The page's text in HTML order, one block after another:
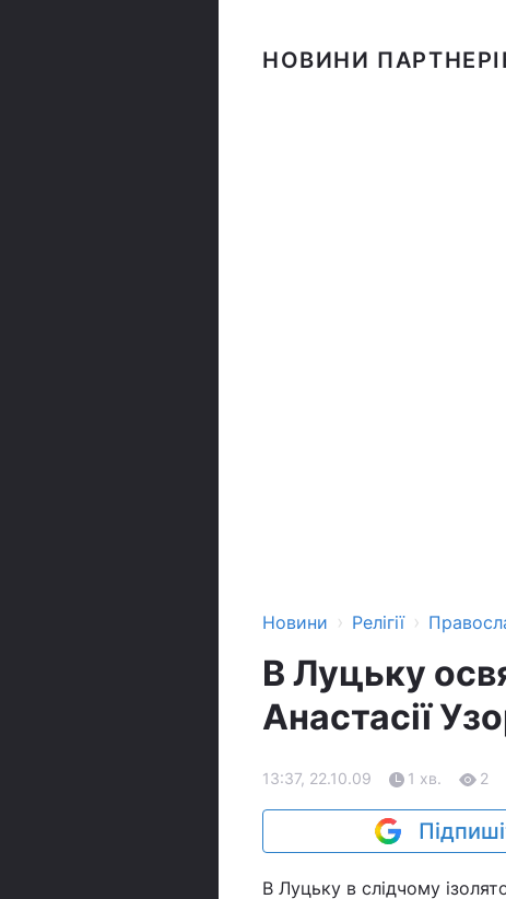
НОВИНИ
Новини › Релігії ›
В Луцьку
Анастасії
13:37, 22.10.09 1 хв. 2
В Луцьку в слідчому